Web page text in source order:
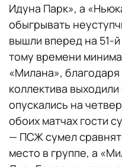
Идуна Парк», а
обыгрывать
вышли вперед на 51-
тому времени
«Милана»,
коллектива
опускались на
обоих матчах гости
— ПСЖ сумел
место в группе, а